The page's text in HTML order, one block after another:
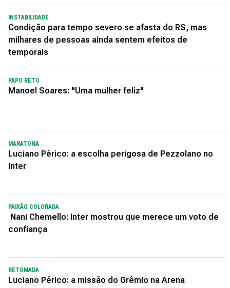
INSTABILIDADE
Condição para tempo severo se afasta do RS, mas
milhares de pessoas ainda sentem efeitos de
temporais
PAPO RETO
Manoel Soares: "Uma mulher feliz"
MARATONA
Luciano Périco: a escolha perigosa de Pezzolano no
Inter
PAIXÃO COLORADA
Nani Chemello: Inter mostrou que merece um voto de
confiança
RETOMADA
Luciano Périco: a missão do Grêmio na Arena